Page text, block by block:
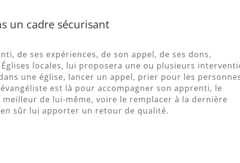
un cadre sécurisant
de ses expériences, de son appel, de ses dons,
Églises locales, lui proposera une ou plusieurs
une église, lancer un appel, prier pour les
est là pour accompagner son apprenti, le
de lui-même, voire le remplacer à la dernière
sûr lui apporter un retour de qualité.